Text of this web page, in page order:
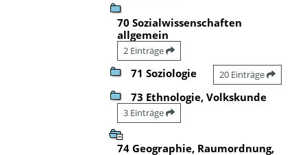
70 Sozialwissenschaften
allgemein
2 Einträge
71 Soziologie 20 Einträge
73 Ethnologie, Volkskunde
3 Einträge
74 Geographie, Raumordnung,